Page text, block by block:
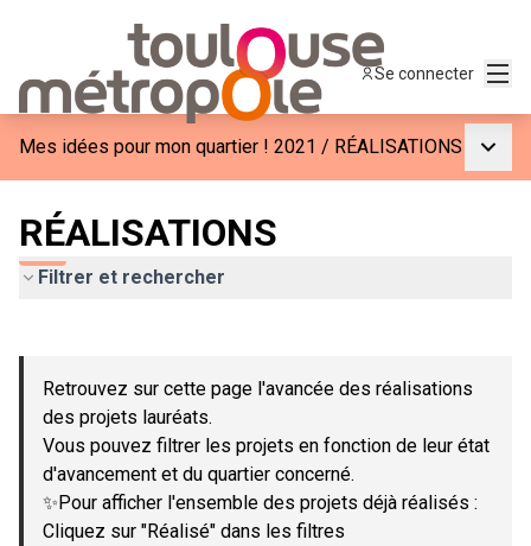
Se connecter
Mes idées pour mon quartier ! 2021 / RÉALISATIONS
RÉALISATIONS
Filtrer et rechercher
−
Retrouvez sur cette page l'avancée des réalisations
des projets lauréats.
Vous pouvez filtrer les projets en fonction de leur état
d'avancement et du quartier concerné.
✨Pour afficher l'ensemble des projets déjà réalisés :
Cliquez sur "Réalisé" dans les filtres